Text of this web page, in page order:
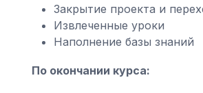
Закрытие проекта и
Извлеченные уроки
Наполнение базы знаний
По окончании курса: